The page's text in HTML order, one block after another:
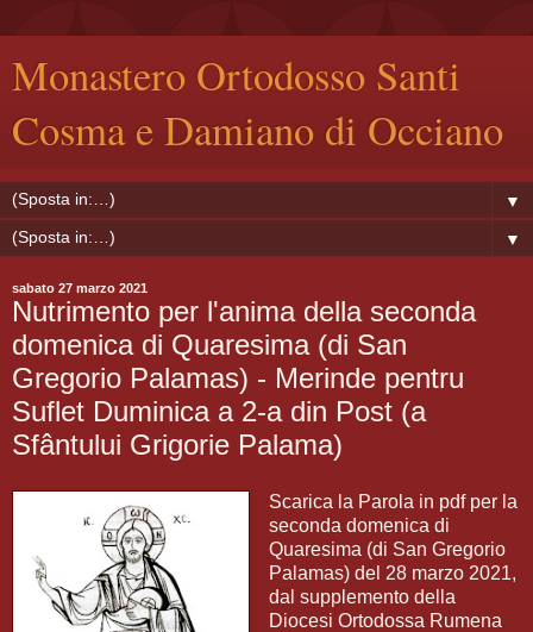
Monastero Ortodosso Santi
Cosma e Damiano di Occiano
▼
▼
sabato 27 marzo 2021
Nutrimento per l'anima della seconda
domenica di Quaresima (di San
Gregorio Palamas) - Merinde pentru
Suflet Duminica a 2-a din Post (a
Sfântului Grigorie Palama)
Scarica la Parola in pdf per la
seconda domenica di
Quaresima (di San Gregorio
Palamas) del 28 marzo 2021,
dal supplemento della
Diocesi Ortodossa Rumena